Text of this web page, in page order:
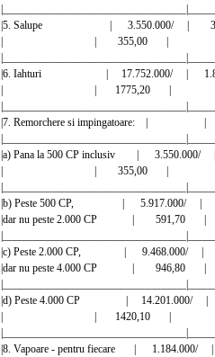
|5. Salupe | 3.550.000/ |
| | 355,00 |
|6. Iahturi | 17.752.000/ |
| | 1775,20 |
|7. Remorchere si
|a) Pana la 500 CP inclusiv |
| | 355,00 |
|b) Peste 500 CP, |
|dar nu peste 2.000 CP |
|c) Peste 2.000 CP, |
|dar nu peste 4.000 CP |
|d) Peste 4.000 CP |
| | 1420,10 |
|8. Vapoare - pentru fiecare |